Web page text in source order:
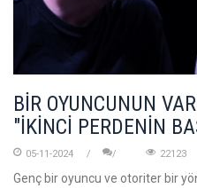
BİR OYUNCUNUN
"İKİNCİ PERDENİN
05-11-2024 22123
Genç bir oyuncu ve otoriter bir